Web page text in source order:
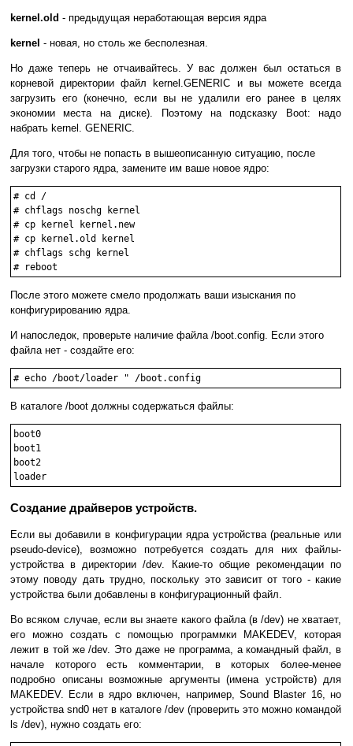
kernel.old - предыдущая неработающая версия ядра
kernel - новая, но столь же бесполезная.
Но даже теперь не отчаивайтесь. У вас должен был остаться в
корневой директории файл kernel.GENERIC и вы можете всегда
загрузить его (конечно, если вы не удалили его ранее в целях
экономии места на диске). Поэтому на подсказку Boot: надо
набрать kernel. GENERIC.
Для того, чтобы не попасть в вышеописанную ситуацию, после
загрузки старого ядра, замените им ваше новое ядро:
# cd /
# chflags noschg kernel
# cp kernel kernel.new
# cp kernel.old kernel
# chflags schg kernel
После этого можете смело продолжать ваши изыскания по
конфигурированию ядра.
И напоследок, проверьте наличие файла /boot.config. Если этого
файла нет - создайте его:
# echo /boot/loader " /boot.config
В каталоге /boot должны содержаться файлы:
boot0
boot1
boot2
Создание драйверов устройств.
Если вы добавили в конфигурации ядра устройства (реальные или
pseudo-device), возможно потребуется создать для них файлы-
устройства в директории /dev. Какие-то общие рекомендации по
этому поводу дать трудно, поскольку это зависит от того - какие
устройства были добавлены в конфигурационный файл.
Во всяком случае, если вы знаете какого файла (в /dev) не хватает,
его можно создать с помощью программки MAKEDEV, которая
лежит в той же /dev. Это даже не программа, а командный файл, в
начале которого есть комментарии, в которых более-менее
подробно описаны возможные аргументы (имена устройств) для
MAKEDEV. Если в ядро включен, например, Sound Blaster 16, но
устройства snd0 нет в каталоге /dev (проверить это можно командой
ls /dev), нужно создать его: